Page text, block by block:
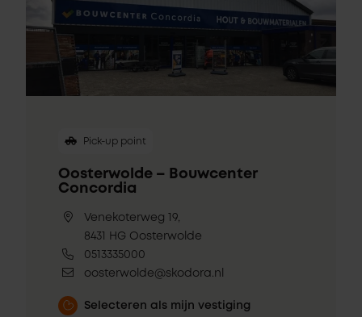
Pick-up point
Oosterwolde – Bouwcenter
Concordia
Venekoterweg 19,
8431 HG Oosterwolde
0513335000
oosterwolde@skodora.nl
Selecteren als mijn vestiging